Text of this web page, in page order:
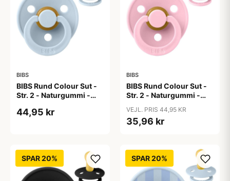
BIBS
BIBS Rund Colour Sut -
Str. 2 - Naturgummi -
44,95 kr
BIBS
BIBS Rund Colour Sut -
Str. 2 - Naturgummi -
VEJL. PRIS 44,95 KR
35,96 kr
SPAR 20% SPAR 20%